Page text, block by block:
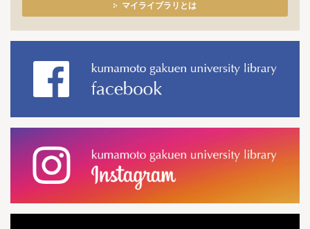
マイライブラリとは